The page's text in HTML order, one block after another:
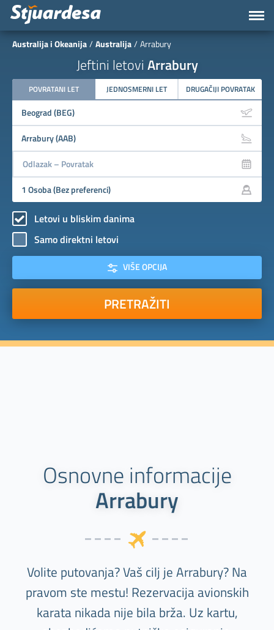
Australija i Okeanija Australija Arrabury
Jeftini letovi Arrabury
POVRATANI LET JEDNOSMERNI LET DRUGAČIJI POVRATAK
Letovi u bliskim danima
Samo direktni letovi
VIŠE OPCIJA
PRETRAŽITI
Osnovne informacije
Arrabury
Volite putovanja? Vaš cilj je Arrabury? Na
pravom ste mestu! Rezervacija avionskih
karata nikada nije bila brža. Uz kartu,